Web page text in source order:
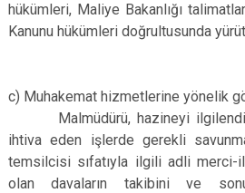
hükümleri, Maliye Bakanlığı
Kanunu hükümleri doğrultusunda
c) Muhakemat hizmetlerine yönelik
Malmüdürü, hazineyi
ihtiva eden işlerde gerekli
temsilcisi sıfatıyla ilgili adli merci-
olan davaların takibini ve